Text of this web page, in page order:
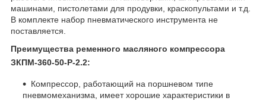
машинами, пистолетами для продувки, краскопультами и т.д.
В комплекте набор пневматического инструмента не
поставляется.
Преимущества ременного масляного компрессора
ЗКПМ-360-50-Р-2.2:
Компрессор, работающий на поршневом типе
пневмомеханизма, имеет хорошие характеристики в